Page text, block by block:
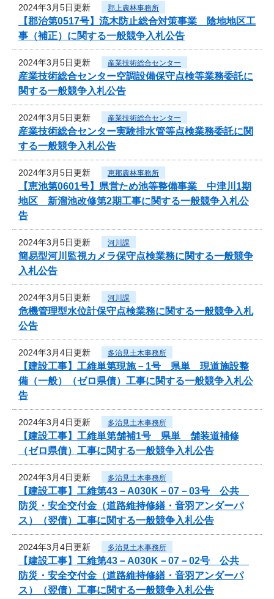
2024年3月5日更新 郡上農林事務所
【郡治第0517号】流木防止総合対策事業 陰地地区工
事（補正）に関する一般競争入札公告
2024年3月5日更新 産業技術総合センター
産業技術総合センター空調設備保守点検等業務委託に
関する一般競争入札公告
2024年3月5日更新 産業技術総合センター
産業技術総合センター実験排水管等点検業務委託に関
する一般競争入札公告
2024年3月5日更新 恵那農林事務所
【恵池第0601号】県営ため池等整備事業 中津川1期
地区 新溜池改修第2期工事に関する一般競争入札公
告
2024年3月5日更新 河川課
簡易型河川監視カメラ保守点検業務に関する一般競争
入札公告
2024年3月5日更新 河川課
危機管理型水位計保守点検業務に関する一般競争入札
公告
2024年3月4日更新 多治見土木事務所
【建設工事】工維単第現施－1号 県単 現道施設整
備（一般）（ゼロ県債）工事に関する一般競争入札公
告
2024年3月4日更新 多治見土木事務所
【建設工事】工維単第舗補1号 県単 舗装道補修
（ゼロ県債）工事に関する一般競争入札公告
2024年3月4日更新 多治見土木事務所
【建設工事】工維第43－A030K－07－03号 公共
防災・安全交付金（道路維持修繕・音羽アンダーパ
ス）（翌債）工事に関する一般競争入札公告
2024年3月4日更新 多治見土木事務所
【建設工事】工維第43－A030K－07－02号 公共
防災・安全交付金（道路維持修繕・音羽アンダーパ
ス）（翌債）工事に関する一般競争入札公告